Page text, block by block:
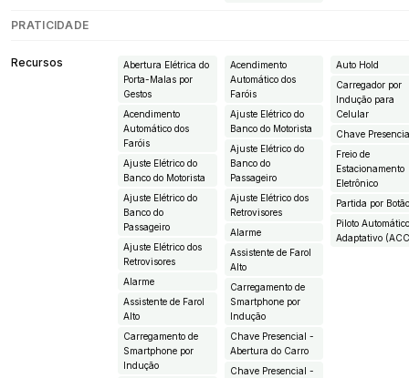
PRATICIDADE
Recursos
Abertura Elétrica do
Porta-Malas por
Gestos
Acendimento
Automático dos
Faróis
Ajuste Elétrico do
Banco do Motorista
Ajuste Elétrico do
Banco do
Passageiro
Ajuste Elétrico dos
Retrovisores
Alarme
Assistente de Farol
Alto
Carregamento de
Smartphone por
Indução
Acendimento
Automático dos
Faróis
Ajuste Elétrico do
Banco do Motorista
Ajuste Elétrico do
Banco do
Passageiro
Ajuste Elétrico dos
Retrovisores
Alarme
Assistente de Farol
Alto
Carregamento de
Smartphone por
Indução
Chave Presencial -
Abertura do Carro
Chave Presencial -
Auto Hold
Carregador por
Indução para
Celular
Chave
Freio de
Estacionamento
Eletrônico
Partida por
Piloto
Adaptativo